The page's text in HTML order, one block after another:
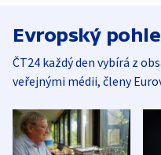
Evropský
ČT24 každý den vybírá z
veřejnými médii, členy